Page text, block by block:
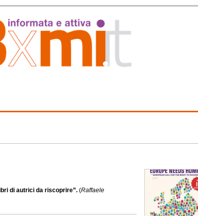
di autrici da riscoprire”. (Raffaele